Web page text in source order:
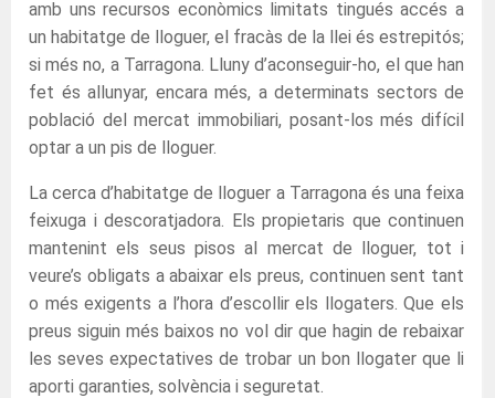
amb uns recursos econòmics limitats tingués accés a
un habitatge de lloguer, el fracàs de la llei és estrepitós;
si més no, a Tarragona. Lluny d’aconseguir-ho, el que han
fet és allunyar, encara més, a determinats sectors de
població del mercat immobiliari, posant-los més difícil
optar a un pis de lloguer.
La cerca d’habitatge de lloguer a Tarragona és una feixa
feixuga i descoratjadora. Els propietaris que continuen
mantenint els seus pisos al mercat de lloguer, tot i
veure’s obligats a abaixar els preus, continuen sent tant
o més exigents a l’hora d’escollir els llogaters. Que els
preus siguin més baixos no vol dir que hagin de rebaixar
les seves expectatives de trobar un bon llogater que li
aporti garanties, solvència i seguretat.